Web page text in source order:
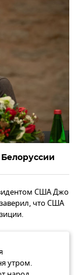
США Джо
что США
утром.